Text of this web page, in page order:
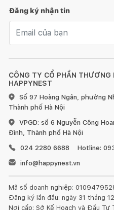
CÔNG TY CỔ PHẦN THƯƠNG
HAPPYNEST
Số 97 Hoàng Ngân, phường
Thành phố Hà Nội
VPGD: số 6 Nguyễn Công
Đình, Thành phố Hà Nội
024 2280 6688
Hotline:
info@happynest.vn
Mã số doanh nghiệp:
Đăng ký lần đầu: ngày 31 tháng
Nơi cấp: Sở Kế Hoạch và Đầu Tư
Đăng ký nhận tin